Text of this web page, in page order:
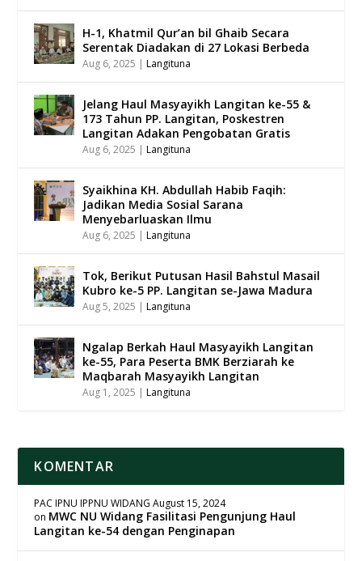
H-1, Khatmil Qur’an bil Ghaib Secara
Serentak Diadakan di 27 Lokasi Berbeda
Aug 6, 2025 |Langituna
Jelang Haul Masyayikh Langitan ke-55 &
173 Tahun PP. Langitan, Poskestren
Langitan Adakan Pengobatan Gratis
Aug 6, 2025 |Langituna
Syaikhina KH. Abdullah Habib Faqih:
Jadikan Media Sosial Sarana
Menyebarluaskan Ilmu
Aug 6, 2025 |Langituna
Tok, Berikut Putusan Hasil Bahstul Masail
Kubro ke-5 PP. Langitan se-Jawa Madura
Aug 5, 2025 |Langituna
Ngalap Berkah Haul Masyayikh Langitan
ke-55, Para Peserta BMK Berziarah ke
Maqbarah Masyayikh Langitan
Aug 1, 2025 |Langituna
KOMENTAR
PAC IPNU IPPNU WIDANG August 15, 2024
on MWC NU Widang Fasilitasi Pengunjung Haul
Langitan ke-54 dengan Penginapan